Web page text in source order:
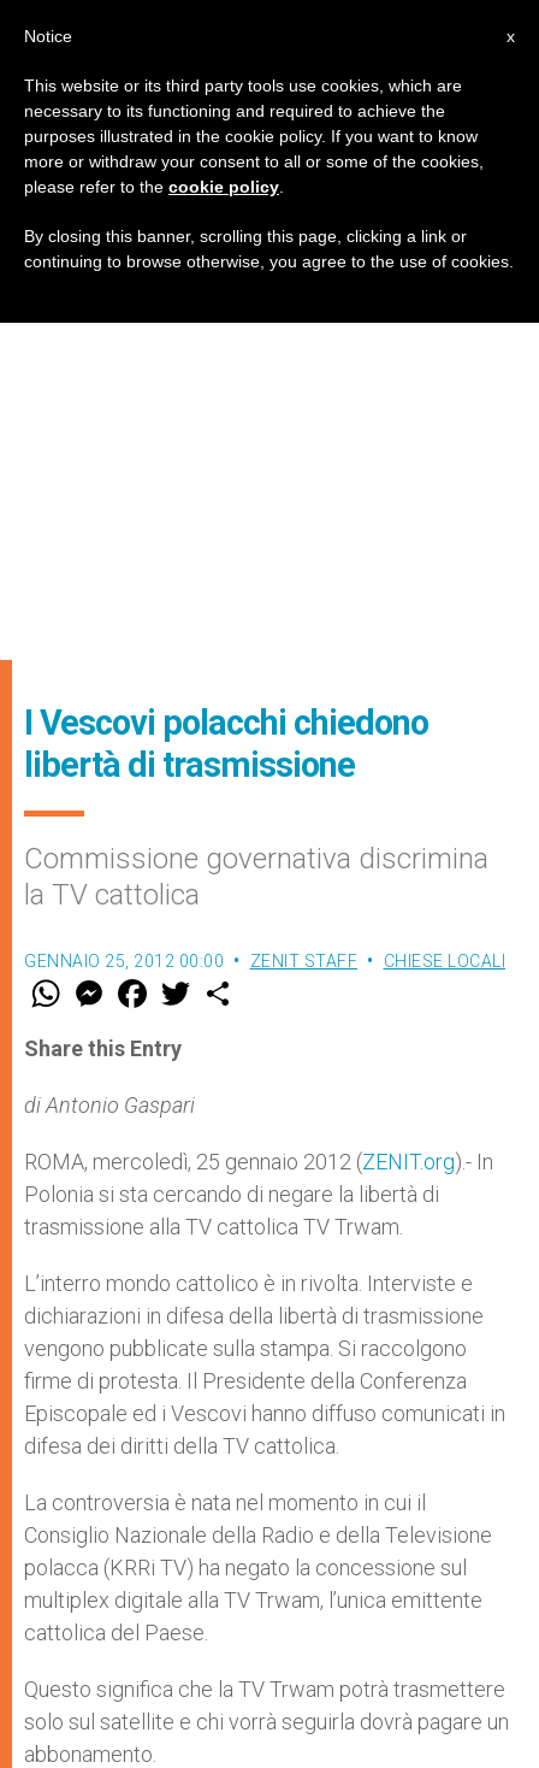
I Vescovi polacchi chiedono
libertà di trasmissione
Commissione governativa discrimina
la TV cattolica
GENNAIO 25, 2012 00:00 ZENIT STAFF CHIESE LOCALI
W
t
s
p
p
M
e
s
e
g
e
F
a
e
b
o
k
w
Share this Entry
di Antonio Gaspari
ROMA, mercoledì, 25 gennaio 2012 (ZENIT.org).- In
Polonia si sta cercando di negare la libertà di
trasmissione alla TV cattolica TV Trwam.
L’interro mondo cattolico è in rivolta. Interviste e
dichiarazioni in difesa della libertà di trasmissione
vengono pubblicate sulla stampa. Si raccolgono
firme di protesta. Il Presidente della Conferenza
Episcopale ed i Vescovi hanno diffuso comunicati in
difesa dei diritti della TV cattolica.
La controversia è nata nel momento in cui il
Consiglio Nazionale della Radio e della Televisione
polacca (KRRi TV) ha negato la concessione sul
multiplex digitale alla TV Trwam, l’unica emittente
cattolica del Paese.
Questo significa che la TV Trwam potrà trasmettere
solo sul satellite e chi vorrà seguirla dovrà pagare un
abbonamento.
x
Notice
This website or its third party tools use cookies, which are
necessary to its functioning and required to achieve the
purposes illustrated in the cookie policy. If you want to know
more or withdraw your consent to all or some of the cookies,
please refer to the cookie policy
By closing this banner, scrolling this page, clicking a link or
continuing to browse otherwise, you agree to the use of cookies.